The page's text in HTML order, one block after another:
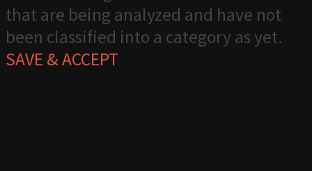
that are being analyzed and have not
been classified into a category as yet.
SAVE & ACCEPT